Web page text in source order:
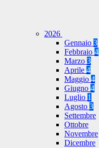
2026
Gennaio 3
Febbraio 4
Marzo 3
Aprile 4
Maggio 4
Giugno 4
Luglio 1
Agosto 3
Settembre
Ottobre
Novembre
Dicembre